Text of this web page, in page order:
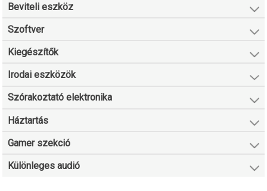
Beviteli eszköz
Szoftver
Kiegészítők
Irodai eszközök
Szórakoztató elektronika
Háztartás
Gamer szekció
Különleges audió